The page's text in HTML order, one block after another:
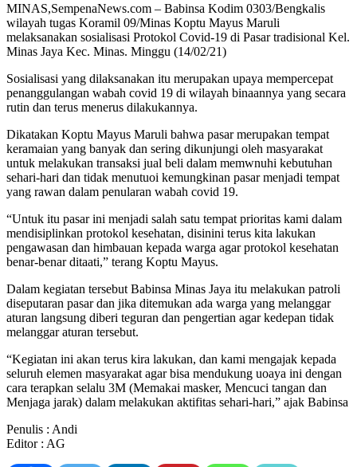
MINAS,SempenaNews.com – Babinsa Kodim 0303/Bengkalis
wilayah tugas Koramil 09/Minas Koptu Mayus Maruli
melaksanakan sosialisasi Protokol Covid-19 di Pasar tradisional Kel.
Minas Jaya Kec. Minas. Minggu (14/02/21)
Sosialisasi yang dilaksanakan itu merupakan upaya mempercepat
penanggulangan wabah covid 19 di wilayah binaannya yang secara
rutin dan terus menerus dilakukannya.
Dikatakan Koptu Mayus Maruli bahwa pasar merupakan tempat
keramaian yang banyak dan sering dikunjungi oleh masyarakat
untuk melakukan transaksi jual beli dalam memwnuhi kebutuhan
sehari-hari dan tidak menutuoi kemungkinan pasar menjadi tempat
yang rawan dalam penularan wabah covid 19.
“Untuk itu pasar ini menjadi salah satu tempat prioritas kami dalam
mendisiplinkan protokol kesehatan, disinini terus kita lakukan
pengawasan dan himbauan kepada warga agar protokol kesehatan
benar-benar ditaati,” terang Koptu Mayus.
Dalam kegiatan tersebut Babinsa Minas Jaya itu melakukan patroli
diseputaran pasar dan jika ditemukan ada warga yang melanggar
aturan langsung diberi teguran dan pengertian agar kedepan tidak
melanggar aturan tersebut.
“Kegiatan ini akan terus kira lakukan, dan kami mengajak kepada
seluruh elemen masyarakat agar bisa mendukung uoaya ini dengan
cara terapkan selalu 3M (Memakai masker, Mencuci tangan dan
Menjaga jarak) dalam melakukan aktifitas sehari-hari,” ajak Babinsa
Penulis : Andi
Editor : AG